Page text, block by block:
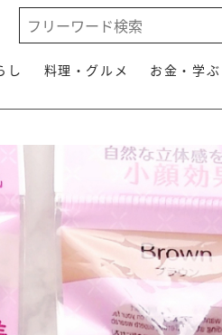
し 料理・グルメ お金・学ぶ